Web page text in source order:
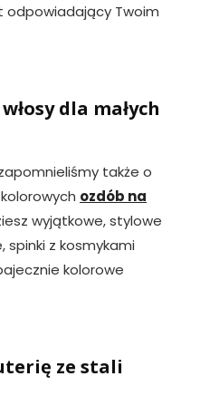
odpowiadający Twoim
dla małych
także o
ozdób na
wyjątkowe, stylowe
spinki z kosmykami
kolorowe
ze stali